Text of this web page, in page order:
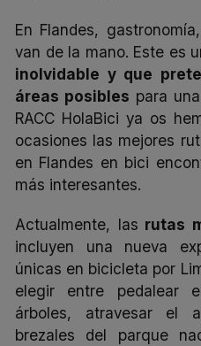
En Flandes,
van de la mano. Este es
inolvidable y que
áreas posibles para
RACC HolaBici ya os
ocasiones las mejores
en Flandes en bici
más interesantes.
Actualmente, las rutas
incluyen una nueva
únicas en bicicleta por
elegir entre pedalear
árboles, atravesar el
brezales del parque